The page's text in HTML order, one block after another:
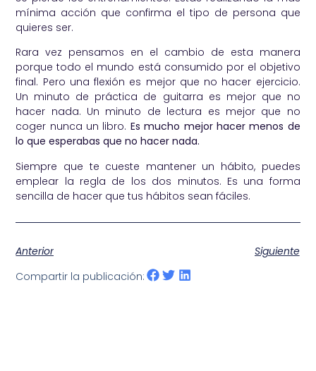
mínima acción que confirma el tipo de persona que
quieres ser.
Rara vez pensamos en el cambio de esta manera
porque todo el mundo está consumido por el objetivo
final. Pero una flexión es mejor que no hacer ejercicio.
Un minuto de práctica de guitarra es mejor que no
hacer nada. Un minuto de lectura es mejor que no
coger nunca un libro. Es mucho mejor hacer menos de
lo que esperabas que no hacer nada.
Siempre que te cueste mantener un hábito, puedes
emplear la regla de los dos minutos. Es una forma
sencilla de hacer que tus hábitos sean fáciles.
Anterior
Siguiente
Compartir la publicación: